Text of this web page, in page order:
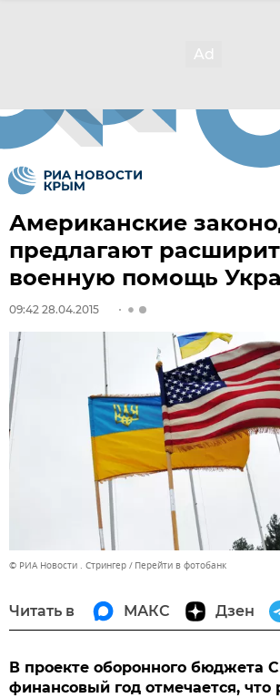
Американские
предлагают
военную помощь
09:42 28.04.2015
© РИА Новости . Стрингер Перейти в фотобанк
Читать в МАКС Дзен
В проекте оборонного бюджета
финансовый год отмечается, что